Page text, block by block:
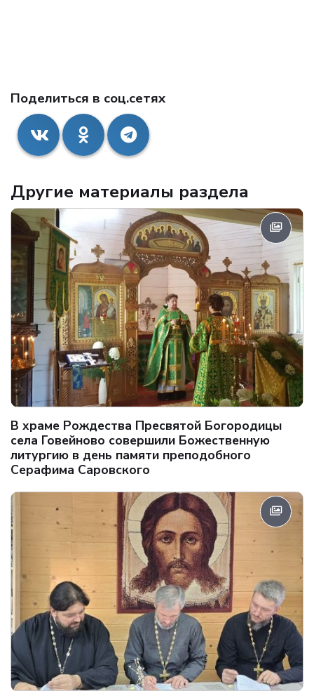
Поделиться в соц.сетях
Другие материалы раздела
В храме Рождества Пресвятой Богородицы
села Говейново совершили Божественную
литургию в день памяти преподобного
Серафима Саровского